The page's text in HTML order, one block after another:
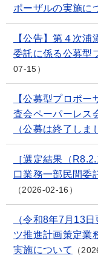
ポーザルの実施に
【公告】第４次
委託に係る公募型
07-15
【公募型プロポ
査会ペーパーレス
（公募は終了しま
［選定結果（
口業務一部民間委
2026-02-16
（令和8年7月13
ツ推進計画策定業
実施について